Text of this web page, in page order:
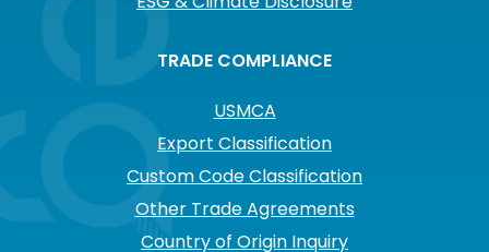
TRADE COMPLIANCE
USMCA
Export Classification
Custom Code Classification
Other Trade Agreements
Country of Origin Inquiry